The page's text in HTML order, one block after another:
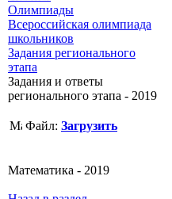
Олимпиады
Всероссийская олимпиада
школьников
Задания регионального
этапа
Задания и ответы
регионального этапа - 2019
Файл: Загрузить
Математика - 2019